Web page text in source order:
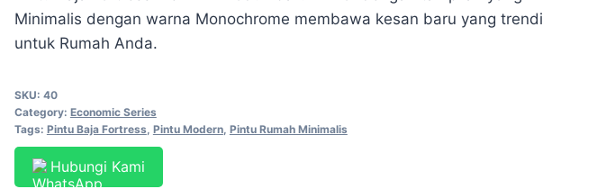
Minimalis dengan warna Monochrome membawa kesan baru yang trendi
untuk Rumah Anda.
SKU: 40
Category: Economic Series
Tags: Pintu Baja Fortress, Pintu Modern, Pintu Rumah Minimalis
Hubungi Kami